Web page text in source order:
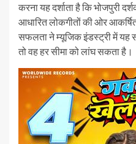
करना यह दर्शाता है कि भोजपुरी
आधारित लोकगीतों की ओर
सफलता ने म्यूजिक इंडस्ट्री में यह
तो वह हर सीमा को लांघ सकता है।